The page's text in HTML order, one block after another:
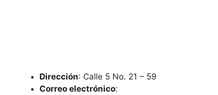
Dirección: Calle 5 No. 21 – 59
Correo electrónico: